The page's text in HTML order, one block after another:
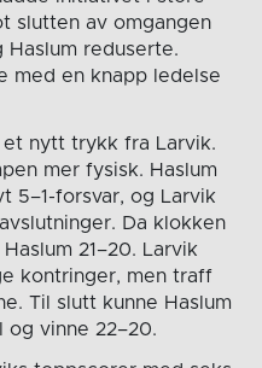
slutten av omgangen
reduserte.
med en knapp ledelse
nytt trykk fra Larvik.
mer fysisk. Haslum
5–1-forsvar, og Larvik
Da klokken
21–20. Larvik
kontringer, men traff
Til slutt kunne Haslum
og vinne 22–20.